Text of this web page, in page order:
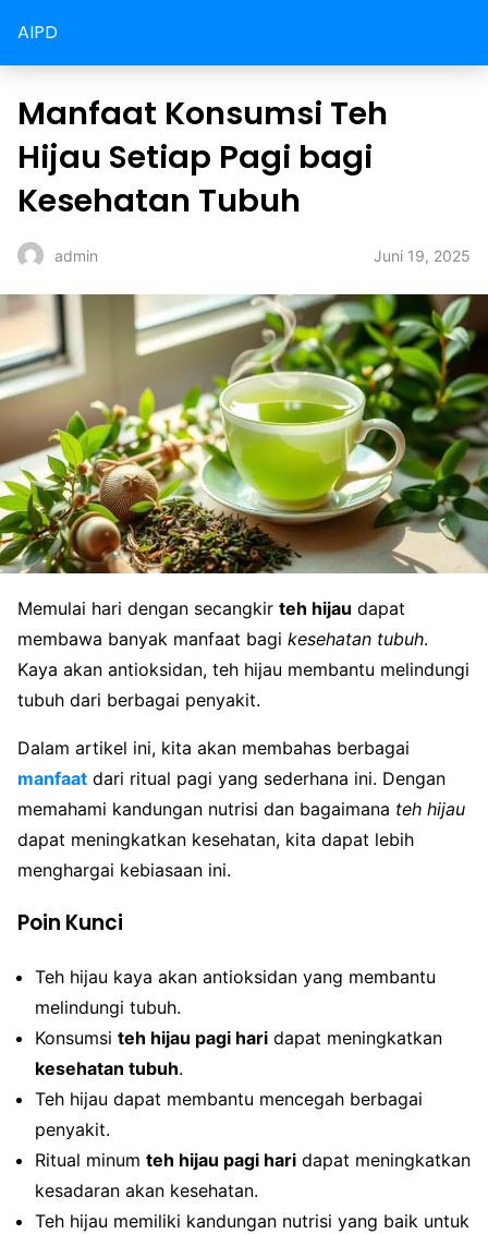
AIPD
Manfaat Konsumsi Teh
Hijau Setiap Pagi bagi
Kesehatan Tubuh
admin Juni 19, 2025
Memulai hari dengan secangkir teh hijau dapat
membawa banyak manfaat bagi kesehatan tubuh.
Kaya akan antioksidan, teh hijau membantu melindungi
tubuh dari berbagai penyakit.
Dalam artikel ini, kita akan membahas berbagai
manfaat dari ritual pagi yang sederhana ini. Dengan
memahami kandungan nutrisi dan bagaimana teh hijau
dapat meningkatkan kesehatan, kita dapat lebih
menghargai kebiasaan ini.
Poin Kunci
Teh hijau kaya akan antioksidan yang membantu
melindungi tubuh.
Konsumsi teh hijau pagi hari dapat meningkatkan
kesehatan tubuh.
Teh hijau dapat membantu mencegah berbagai
penyakit.
Ritual minum teh hijau pagi hari dapat meningkatkan
kesadaran akan kesehatan.
Teh hijau memiliki kandungan nutrisi yang baik untuk